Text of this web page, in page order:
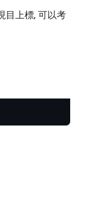
目上標, 可以考